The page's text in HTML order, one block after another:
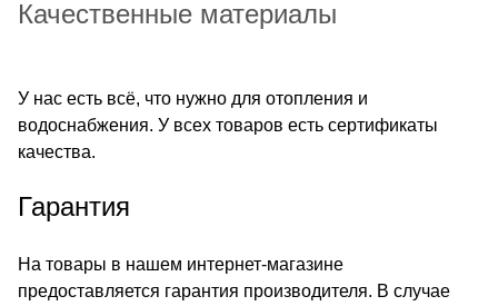
Качественные материалы
У нас есть всё, что нужно для отопления и
водоснабжения. У всех товаров есть сертификаты
качества.
Гарантия
На товары в нашем интернет-магазине
предоставляется гарантия производителя. В случае